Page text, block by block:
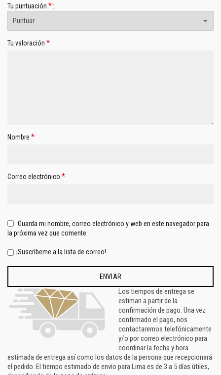
Tu puntuación *
Tu valoración *
Nombre *
Correo electrónico *
Guarda mi nombre, correo electrónico y web en este navegador para
la próxima vez que comente.
¡Suscríbeme a la lista de correo!
Los tiempos de entrega se
estiman a partir de la
confirmación de pago. Una vez
confirmado el pago, nos
contactaremos telefónicamente
y/o por correo electrónico para
coordinar la fecha y hora
estimada de entrega así como los datos de la persona que recepcionará
el pedido. El tiempo estimado de envío para Lima es de 3 a 5 días útiles,